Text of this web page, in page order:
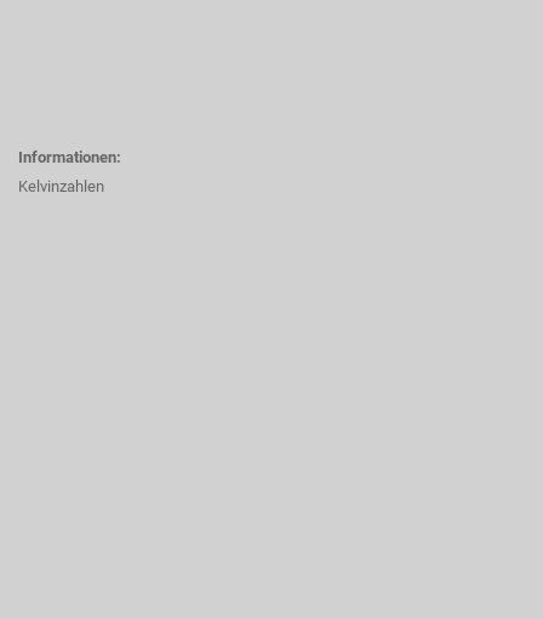
Informationen:
Kelvinzahlen